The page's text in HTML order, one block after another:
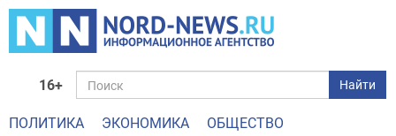
16+ Найти
ПОЛИТИКА ЭКОНОМИКА
ОБЩЕСТВО